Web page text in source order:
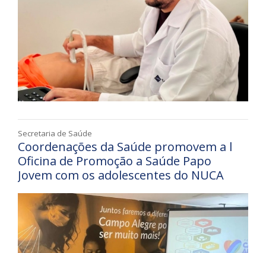
Secretaria de Saúde
Coordenações da Saúde promovem a l
Oficina de Promoção a Saúde Papo
Jovem com os adolescentes do NUCA